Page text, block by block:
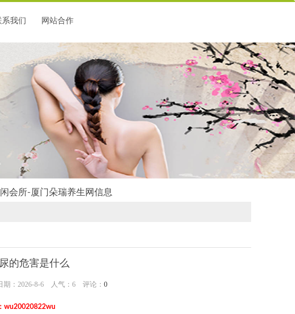
系我们 网站合作
会所-厦门朵瑞养生网信息
的危害是什么
：2026-8-6 人气： 6评论： 0
wu20020822wu